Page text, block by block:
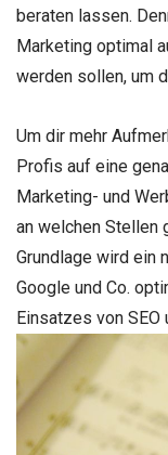
beraten lassen.
Marketing optimal
werden sollen, um
Um dir mehr
Profis auf eine
Marketing- und
an welchen Stellen
Grundlage wird ein
Google und Co.
Einsatzes von SEO